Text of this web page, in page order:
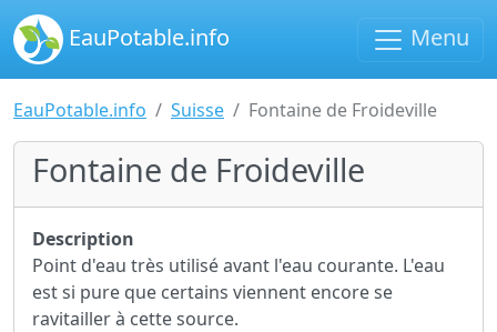
EauPotable.info Menu
EauPotable.info Suisse Fontaine de Froideville
Fontaine de Froideville
Description
Point d'eau très utilisé avant l'eau courante. L'eau
est si pure que certains viennent encore se
ravitailler à cette source.